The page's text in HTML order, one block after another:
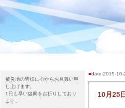
被災地の皆様に心からお見舞い申
し上げます。
1日も早い復興をお祈りしており
ます。
■date:2015-10-
10月25